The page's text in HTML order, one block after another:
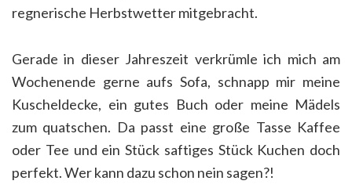
regnerische Herbstwetter mitgebracht.
Gerade in dieser Jahreszeit verkrümle ich mich am
Wochenende gerne aufs Sofa, schnapp mir meine
Kuscheldecke, ein gutes Buch oder meine Mädels
zum quatschen. Da passt eine große Tasse Kaffee
oder Tee und ein Stück saftiges Stück Kuchen doch
perfekt. Wer kann dazu schon nein sagen?!